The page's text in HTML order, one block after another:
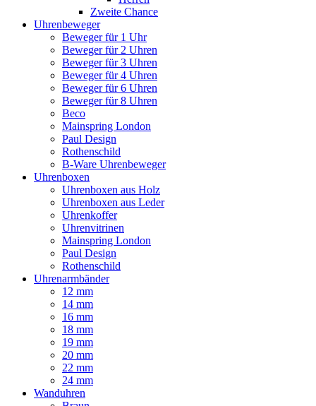
Zweite Chance
Uhrenbeweger
Beweger für 1 Uhr
Beweger für 2 Uhren
Beweger für 3 Uhren
Beweger für 4 Uhren
Beweger für 6 Uhren
Beweger für 8 Uhren
Beco
Mainspring London
Paul Design
Rothenschild
B-Ware Uhrenbeweger
Uhrenboxen
Uhrenboxen aus Holz
Uhrenboxen aus Leder
Uhrenkoffer
Uhrenvitrinen
Mainspring London
Paul Design
Rothenschild
Uhrenarmbänder
12 mm
14 mm
16 mm
18 mm
19 mm
20 mm
22 mm
24 mm
Wanduhren